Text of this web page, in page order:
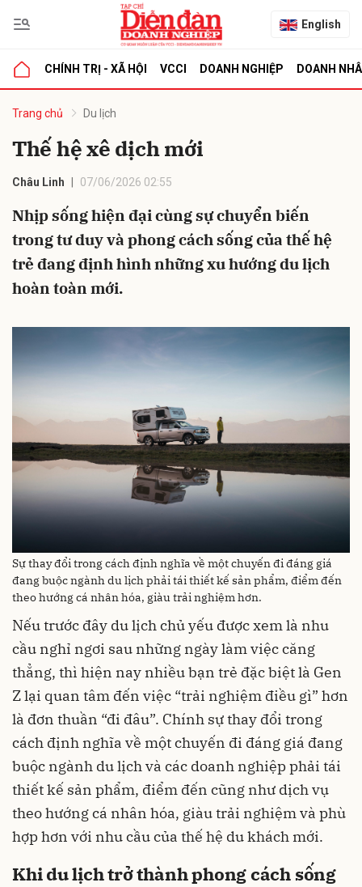
English
CHÍNH TRỊ - XÃ HỘI VCCI DOANH NGHIỆP DOANH
Trang chủ Du lịch
Thế hệ xê dịch mới
Châu Linh 07/06/2026 02:55
Nhịp sống hiện đại cùng sự chuyển biến
trong tư duy và phong cách sống của thế hệ
trẻ đang định hình những xu hướng du lịch
hoàn toàn mới.
Sự thay đổi trong cách định nghĩa về một chuyến đi đáng giá
đang buộc ngành du lịch phải tái thiết kế sản phẩm, điểm đến
theo hướng cá nhân hóa, giàu trải nghiệm hơn.
Nếu trước đây du lịch chủ yếu được xem là nhu
cầu nghỉ ngơi sau những ngày làm việc căng
thẳng, thì hiện nay nhiều bạn trẻ đặc biệt là Gen
Z lại quan tâm đến việc “trải nghiệm điều gì” hơn
là đơn thuần “đi đâu”. Chính sự thay đổi trong
cách định nghĩa về một chuyến đi đáng giá đang
buộc ngành du lịch và các doanh nghiệp phải tái
thiết kế sản phẩm, điểm đến cũng như dịch vụ
theo hướng cá nhân hóa, giàu trải nghiệm và phù
hợp hơn với nhu cầu của thế hệ du khách mới.
Khi du lịch trở thành phong cách sống
luận
Hủy